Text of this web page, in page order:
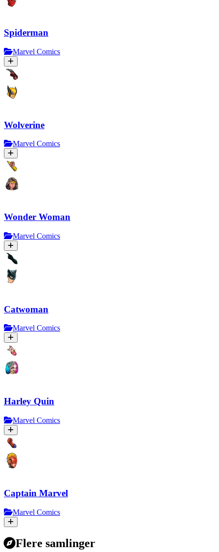
Spiderman
Marvel Comics
Wolverine
Marvel Comics
Wonder Woman
Marvel Comics
Catwoman
Marvel Comics
Harley Quin
Marvel Comics
Captain Marvel
Marvel Comics
Flere samlinger